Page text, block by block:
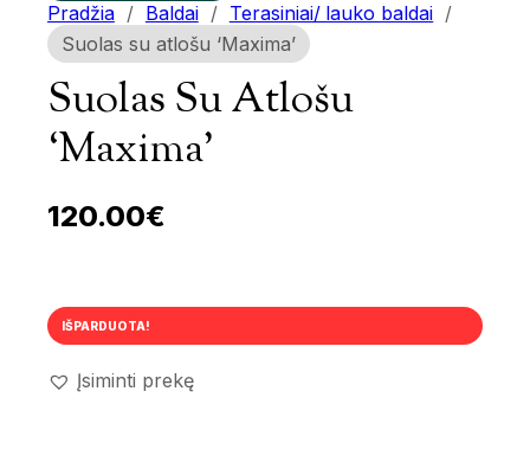
Pradžia / Baldai / Terasiniai/ lauko baldai /
Suolas su atlošu ‘Maxima’
Suolas Su Atlošu
‘Maxima’
120.00€
IŠPARDUOTA!
Įsiminti prekę